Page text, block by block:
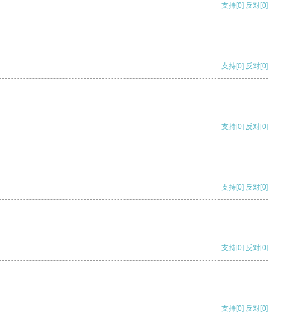
支持[0] 反对[0]
支持[0] 反对[0]
支持[0] 反对[0]
支持[0] 反对[0]
支持[0] 反对[0]
支持[0] 反对[0]